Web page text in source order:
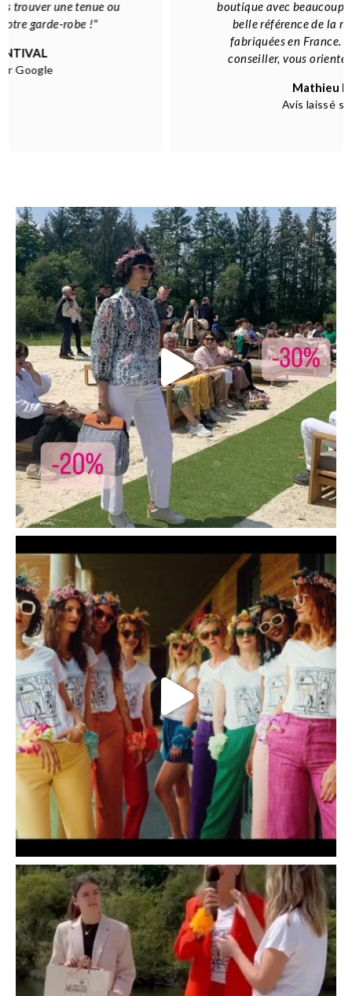
boutique avec beaucoup de cachet avec de très
belle référence de la mode pour certaines
fabriquées en France. Nathalie saura vous
conseiller, vous orienter... une vraie pro
"